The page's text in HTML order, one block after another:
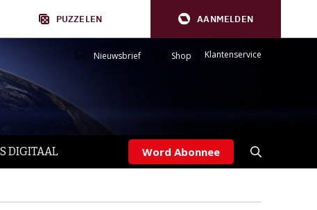
PUZZELEN AANMELDEN
Nieuwsbrief Shop Klantenservice
DIGITAAL Word Abonnee